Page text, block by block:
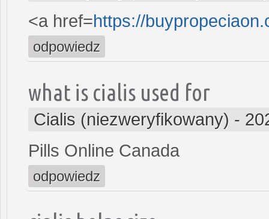
<a href=https://
odpowiedz
what is cialis used for
Cialis (niezweryfikowany) -
Pills Online Canada
odpowiedz